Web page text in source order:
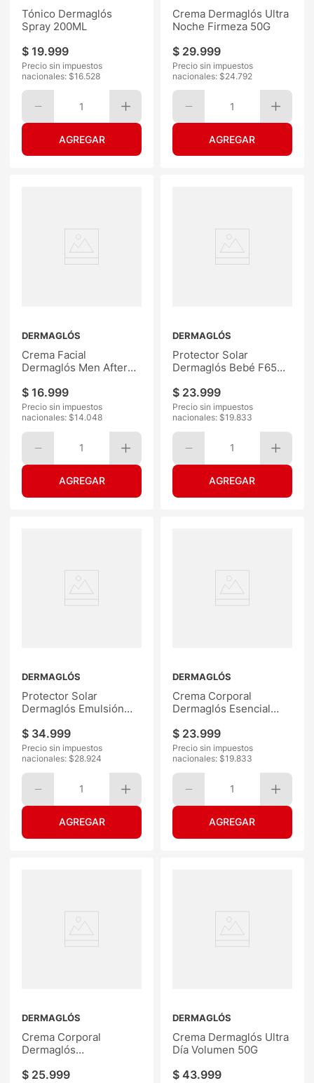
Tónico Dermaglós
Spray 200ML
$ 19.999
Precio sin impuestos
nacionales: $16.528
1
Crema Dermaglós Ultra
Noche Firmeza 50G
$ 29.999
Precio sin impuestos
nacionales: $24.792
1
DERMAGLÓS
Crema Facial
Dermaglós Men After
$ 16.999
Precio sin impuestos
nacionales: $14.048
1
DERMAGLÓS
Protector Solar
Dermaglós Bebé F65
$ 23.999
Precio sin impuestos
nacionales: $19.833
1
DERMAGLÓS
Protector Solar
Dermaglós Emulsión
$ 34.999
Precio sin impuestos
nacionales: $28.924
1
DERMAGLÓS
Crema Corporal
Dermaglós Esencial
$ 23.999
Precio sin impuestos
nacionales: $19.833
1
DERMAGLÓS
Crema Corporal
Dermaglós
$ 25.999
DERMAGLÓS
Crema Dermaglós Ultra
Día Volumen 50G
$ 43.999